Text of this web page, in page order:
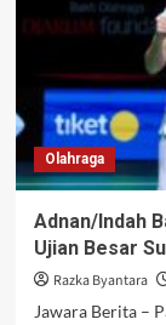
Olahraga
Adnan/Indah
Ujian Besar
Razka Byantara
Jawara Berita –